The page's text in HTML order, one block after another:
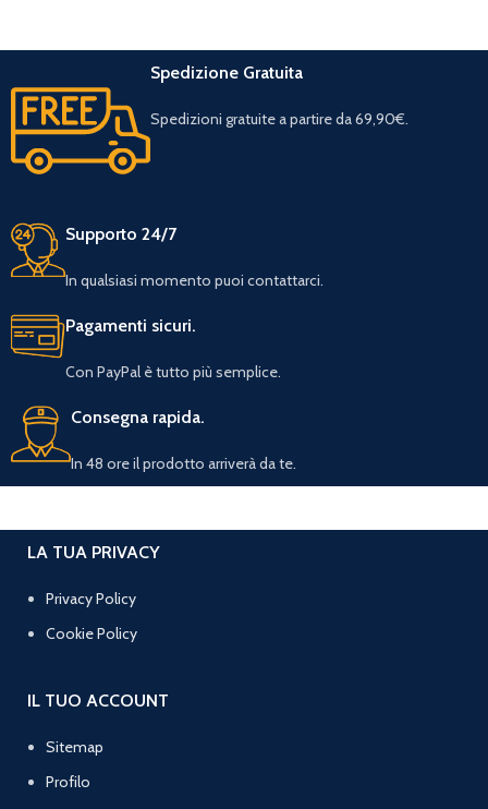
Spedizione Gratuita
Spedizioni gratuite a partire da 69,90€.
Supporto 24/7
In qualsiasi momento puoi contattarci.
Pagamenti sicuri.
Con PayPal è tutto più semplice.
Consegna rapida.
In 48 ore il prodotto arriverà da te.
LA TUA PRIVACY
Privacy Policy
Cookie Policy
IL TUO ACCOUNT
Sitemap
Profilo